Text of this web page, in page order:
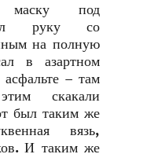
маску под
руку со
на полную
в азартном
– там
скакали
был таким же
вязь,
И таким же